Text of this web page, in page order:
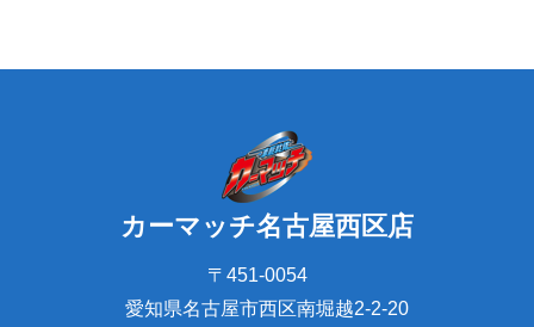
カーマッチ名古屋西区店
〒451-0054
愛知県名古屋市西区南堀越2-2-20